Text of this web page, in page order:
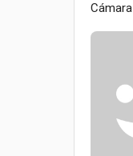
Cámara